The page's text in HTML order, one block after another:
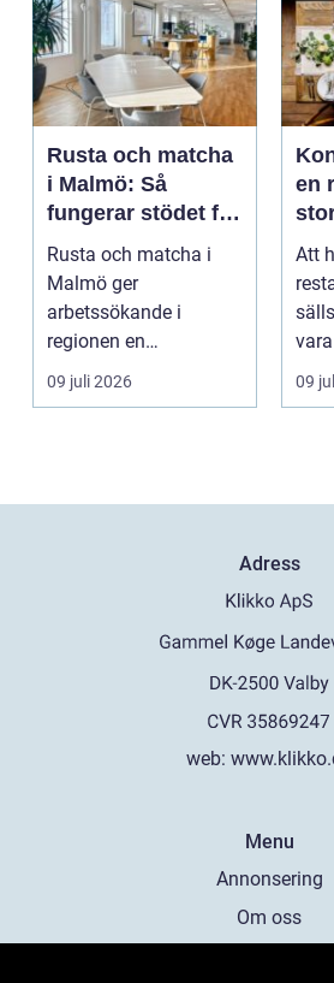
Rusta och matcha
i Malmö: Så
fungerar stödet för
dig som söker
jobb
Rusta och matcha i
Malmö ger
arbetssökande i
regionen en
strukturerad och
personlig vä...
09 juli 2026
en
Att
09
Adress
web:
Menu
Annonsering
Om oss